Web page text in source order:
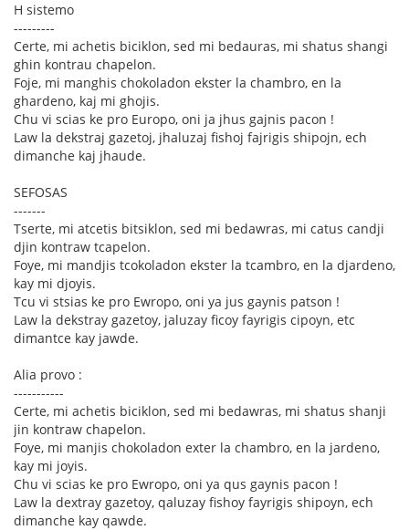
H sistemo
---------
Certe, mi achetis biciklon, sed mi bedauras, mi shatus shangi
ghin kontrau chapelon.
Foje, mi manghis chokoladon ekster la chambro, en la
ghardeno, kaj mi ghojis.
Chu vi scias ke pro Europo, oni ja jhus gajnis pacon !
Law la dekstraj gazetoj, jhaluzaj fishoj fajrigis shipojn, ech
dimanche kaj jhaude.
SEFOSAS
-------
Tserte, mi atcetis bitsiklon, sed mi bedawras, mi catus candji
djin kontraw tcapelon.
Foye, mi mandjis tcokoladon ekster la tcambro, en la djardeno,
kay mi djoyis.
Tcu vi stsias ke pro Ewropo, oni ya jus gaynis patson !
Law la dekstray gazetoy, jaluzay ficoy fayrigis cipoyn, etc
dimantce kay jawde.
Alia provo :
-----------
Certe, mi achetis biciklon, sed mi bedawras, mi shatus shanji
jin kontraw chapelon.
Foye, mi manjis chokoladon exter la chambro, en la jardeno,
kay mi joyis.
Chu vi scias ke pro Ewropo, oni ya qus gaynis pacon !
Law la dextray gazetoy, qaluzay fishoy fayrigis shipoyn, ech
dimanche kay qawde.